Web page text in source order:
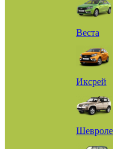
Веста
Иксрей